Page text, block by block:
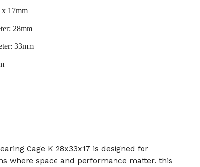
x 17mm
28mm
33mm
Cage K 28x33x17 is designed for
where space and performance matter. this